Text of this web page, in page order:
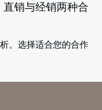
销与经销两种合
。选择适合您的合作